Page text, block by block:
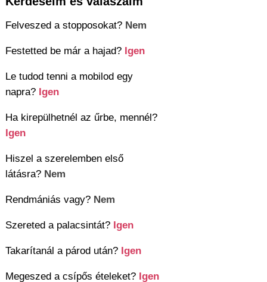
Felveszed a stopposokat? Nem
Festetted be már a hajad? Igen
Le tudod tenni a mobilod egy
napra? Igen
Ha kirepülhetnél az űrbe, mennél?
Igen
Hiszel a szerelemben első
látásra? Nem
Rendmániás vagy? Nem
Szereted a palacsintát? Igen
Takarítanál a párod után? Igen
Megeszed a csípős ételeket? Igen